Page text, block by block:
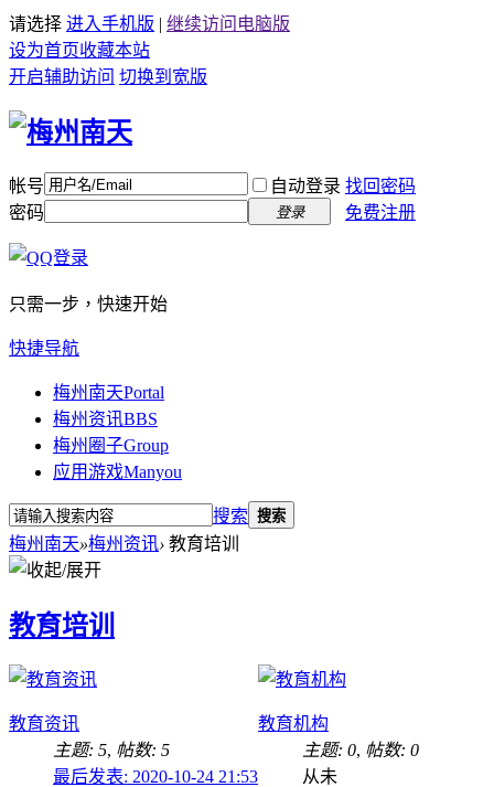
请选择 进入手机版 | 继续访问电脑版
设为首页收藏本站
开启辅助访问 切换到宽版
帐号 自动登录 找回密码
密码
登录 免费注册
只需一步，快速开始
快捷导航
梅州南天Portal
梅州资讯BBS
梅州圈子Group
应用游戏Manyou
搜索 搜索
梅州南天»梅州资讯› 教育培训
教育培训
教育资讯
主题: 5, 帖数: 5
最后发表: 2020-10-24 21:53
教育机构
主题: 0, 帖数: 0
从未